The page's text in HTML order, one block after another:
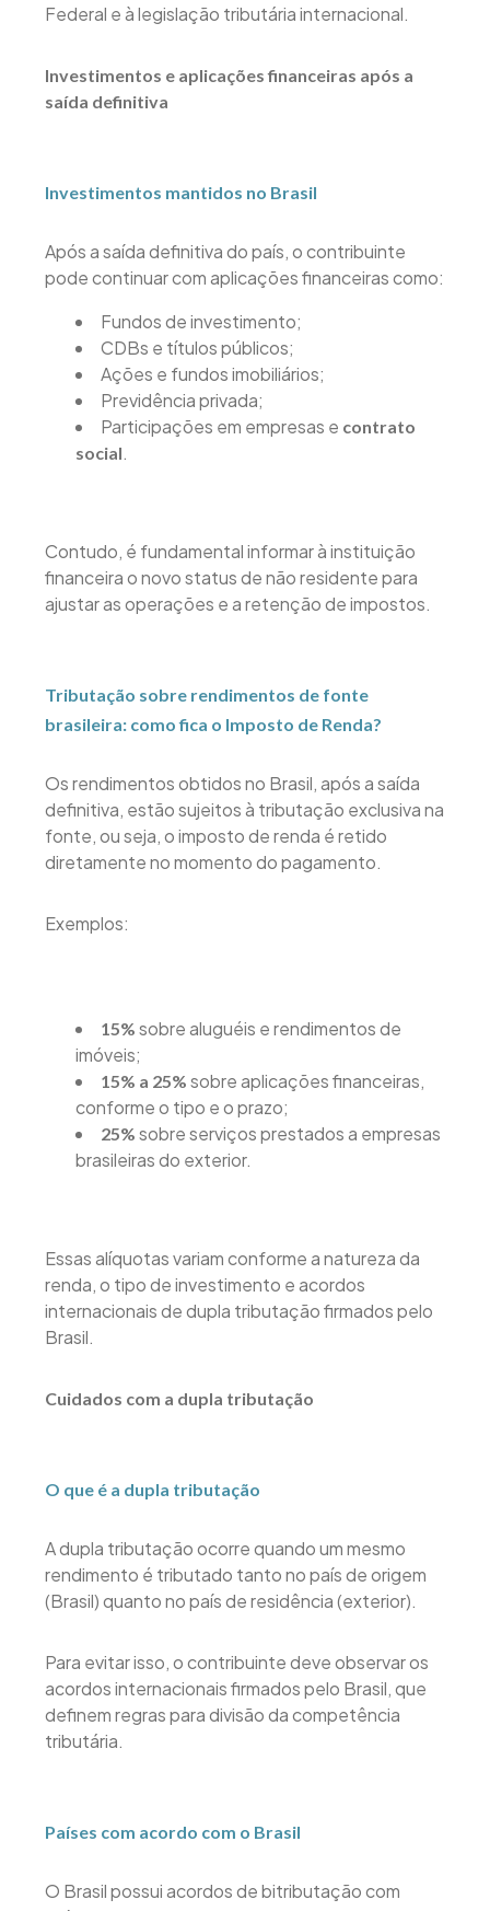
Federal e à legislação tributária internacional.
Investimentos e aplicações financeiras após a
saída definitiva
Investimentos mantidos no Brasil
Após a saída definitiva do país, o contribuinte
pode continuar com aplicações financeiras como:
Fundos de investimento;
CDBs e títulos públicos;
Ações e fundos imobiliários;
Previdência privada;
Participações em empresas e contrato
social.
Contudo, é fundamental informar à instituição
financeira o novo status de não residente para
ajustar as operações e a retenção de impostos.
Tributação sobre rendimentos de fonte
brasileira: como fica o Imposto de Renda?
Os rendimentos obtidos no Brasil, após a saída
definitiva, estão sujeitos à tributação exclusiva na
fonte, ou seja, o imposto de renda é retido
diretamente no momento do pagamento.
Exemplos:
15% sobre aluguéis e rendimentos de
imóveis;
15% a 25% sobre aplicações financeiras,
conforme o tipo e o prazo;
25% sobre serviços prestados a empresas
brasileiras do exterior.
Essas alíquotas variam conforme a natureza da
renda, o tipo de investimento e acordos
internacionais de dupla tributação firmados pelo
Brasil.
Cuidados com a dupla tributação
O que é a dupla tributação
A dupla tributação ocorre quando um mesmo
rendimento é tributado tanto no país de origem
(Brasil) quanto no país de residência (exterior).
Para evitar isso, o contribuinte deve observar os
acordos internacionais firmados pelo Brasil, que
definem regras para divisão da competência
tributária.
Países com acordo com o Brasil
O Brasil possui acordos de bitributação com